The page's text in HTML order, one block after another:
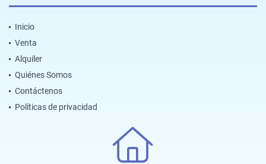
Inicio
Venta
Alquiler
Quiénes Somos
Contáctenos
Políticas de privacidad